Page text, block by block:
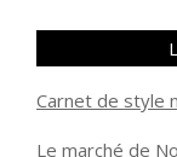
Carnet de style
Le marché de